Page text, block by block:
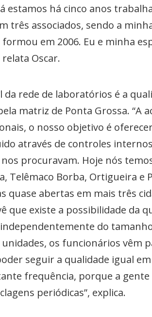
há cinco anos
três associados, sendo a
em 2006. Eu e minha
Oscar.
da rede de laboratórios é a
matriz de Ponta Grossa. “A
o nosso objetivo é
através de controles
procuravam. Hoje nós
Telêmaco Borba, Ortigueira e
abertas em mais três
que existe a possibilidade da
do
unidades, os funcionários vêm
seguir a qualidade igual
frequência, porque a
periódicas”, explica.